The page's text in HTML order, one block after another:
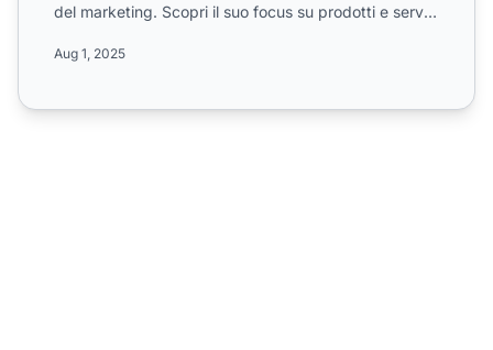
del marketing. Scopri il suo focus su prodotti e servizi
Aug 1, 2025